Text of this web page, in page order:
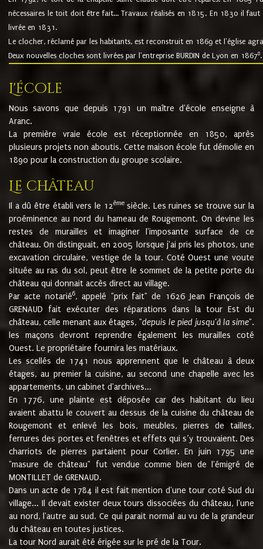
nécessaires le toit doit être fait... Travaux réalisés en 1815. En 1830 il
livrée en 1831.
Le clocher, réclamé par les habitants, est reconstruit en 1869 et l'église
Deux nouvelles cloches sont livrées par l'entreprise BURDIN de Lyon en 18678.
L'école
Nous savons que depuis 1791 un maître d'école enseigne à
Aranc.
La première vraie école est réceptionnée en 1850, après
plusieurs projets non aboutis. Cette maison école fut démolie en
1890 pour la construction du groupe scolaire.
Le château
Il a dû être établi vers le 12èmesiècle. Les ruines se trouve sur la
proéminence au nord du hameau de Rougemont. On devine les
restes de murailles et imaginer l'imposante surface de ce
château. On distinguait, en 2005 lorsque j'ai pris les photos, une
excavation circulaire, vestige de la tour. Coté Ouest une voute
située au ras du sol, peut être le sommet de la petite porte du
château qui donnait accès direct au village.
Par acte notarié6, appelé "prix fait" de 1626 Jean François de
GRENAUD fait exécuter des réparations dans la tour Est du
château, celle menant aux étages, "depuis le pied jusqu'à la sime".
les maçons devront reprendre également les murailles coté
Ouest. Le propriétaire fournira les matériaux.
Les scellés de 1741 nous apprennent que le château à deux
étages, au premier la cuisine, au second une chapelle avec les
appartements, un cabinet d'archives...
En 1776, une plainte est déposée car des habitant du lieu
avaient abattu le couvert au dessus de la cuisine du château de
Rougemont et enlevé les bois, meubles, pierres de tailles,
ferrures des portes et fenêtres et effets qui s’y trouvaient. Des
charriots de pierres partaient pour Corlier. En juin 1795 une
"masure de château" fut vendue comme bien de l'émigré de
MONTILLET de GRENAUD.
Dans un acte de 1784 il est fait mention d'une tour coté Sud du
village... Il devait exister deux tours dissociées du château, l'une
au nord, l'autre au sud. Ce qui parait normal au vu de la grandeur
du château en toutes justices.
La tour Nord aurait été érigée sur le pré de la Tour.